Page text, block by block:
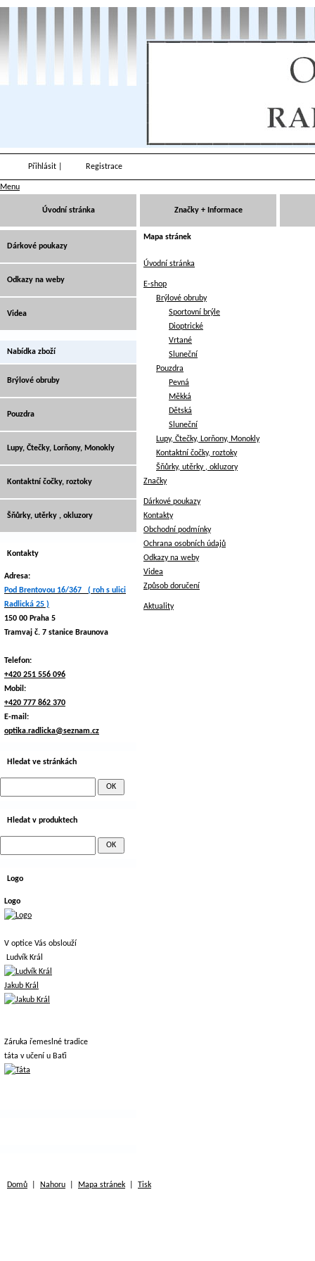
Přihlásit Registrace
Menu
Úvodní stránka Značky + Informace
Mapa stránek
Úvodní stránka
E-shop
Brýlové obruby
Sportovní brýle
Dioptrické
Vrtané
Sluneční
Pouzdra
Pevná
Měkká
Dětská
Sluneční
Lupy, Čtečky, Lorňony, Monokly
Kontaktní čočky, roztoky
Šňůrky, utěrky , okluzory
Značky
Dárkové poukazy
Kontakty
Obchodní podmínky
Ochrana osobních údajů
Odkazy na weby
Videa
Způsob doručení
Aktuality
Dárkové poukazy
Odkazy na weby
Videa
Nabídka zboží
Brýlové obruby
Pouzdra
Lupy, Čtečky, Lorňony, Monokly
Kontaktní čočky, roztoky
Šňůrky, utěrky , okluzory
Kontakty
Adresa:
Pod Brentovou 16/367 ( roh s ulici
Radlická 25 )
150 00 Praha 5
Tramvaj č. 7 stanice Braunova
Telefon:
+420 251 556 096
Mobil:
+420 777 862 370
E-mail:
optika.radlicka@seznam.cz
Hledat ve stránkách
Hledat v produktech
Logo
Logo
V optice Vás obslouží
Ludvík Král
Jakub Král
Záruka řemeslné tradice
táta v učení u Baťi
Domů Nahoru Mapa stránek Tisk